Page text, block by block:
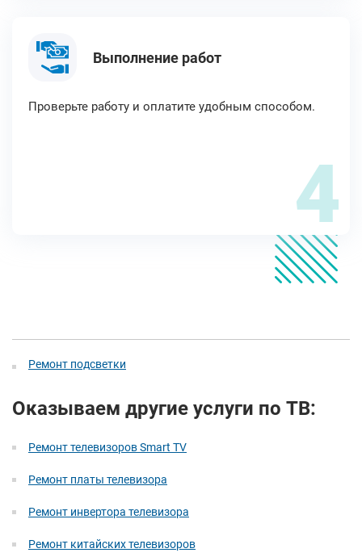
Выполнение работ
Проверьте работу и оплатите удобным способом.
4
Ремонт подсветки
Оказываем другие услуги по ТВ:
Ремонт телевизоров Smart TV
Ремонт платы телевизора
Ремонт инвертора телевизора
Ремонт китайских телевизоров